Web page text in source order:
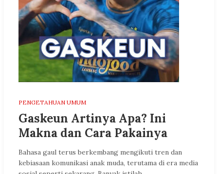
PENGETAHUAN UMUM
Gaskeun Artinya Apa? Ini
Makna dan Cara Pakainya
Bahasa gaul terus berkembang mengikuti tren dan
kebiasaan komunikasi anak muda, terutama di era media